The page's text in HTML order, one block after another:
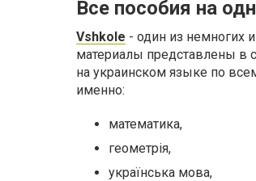
Все пособия на
Vshkole - один из немногих
материалы представлены в
на украинском языке по
именно:
математика,
геометрія,
українська мова,